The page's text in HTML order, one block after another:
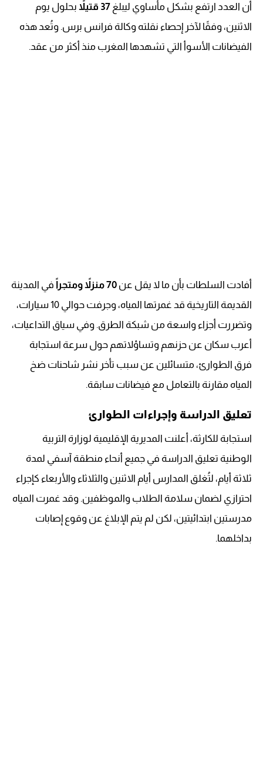
أن العدد ارتفع بشكل مأساوي ليبلغ 37 قتيلاً
بحلول يوم
الاثنين، وفقًا لآخر إحصاء نقلته وكالة فرانس برس. وتُعد هذه
الفيضانات الأسوأ التي تشهدها المغرب منذ أكثر من عقد.
أفادت السلطات بأن ما لا يقل عن 70 منزلاً ومتجراً
في المدينة
القديمة التاريخية قد غمرتها المياه، وجرفت حوالي 10 سيارات،
وتضررت أجزاء واسعة من شبكة الطرق. وفي سياق التداعيات،
أعرب سكان عن حزنهم وتساؤلاتهم حول سرعة استجابة
فرق الطوارئ، متسائلين عن سبب تأخر نشر شاحنات ضخ
المياه مقارنة بالتعامل مع فيضانات سابقة.
تعليق الدراسة وإجراءات الطوارئ
استجابة للكارثة، أعلنت المديرية الإقليمية لوزارة التربية
الوطنية تعليق الدراسة في جميع أنحاء منطقة آسفي لمدة
ثلاثة أيام، لتُغلق المدارس أيام الاثنين والثلاثاء والأربعاء كإجراء
احترازي لضمان سلامة الطلاب والموظفين. وقد غمرت المياه
مدرستين ابتدائيتين، لكن لم يتم الإبلاغ عن وقوع إصابات
بداخلهما.